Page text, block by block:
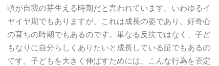
頃が自我の芽生える時期だと言われています。いわゆるイ
ヤイヤ期でもありますが、これは成長の姿であり、好奇心
の育ちの時期でもあるのです。単なる反抗ではなく、子ど
もなりに自分らしくありたいと成長している証でもあるの
です。子どもを大きく伸ばすためには、こんな行為を否定